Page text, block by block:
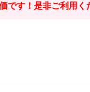
です！是非ご利用く